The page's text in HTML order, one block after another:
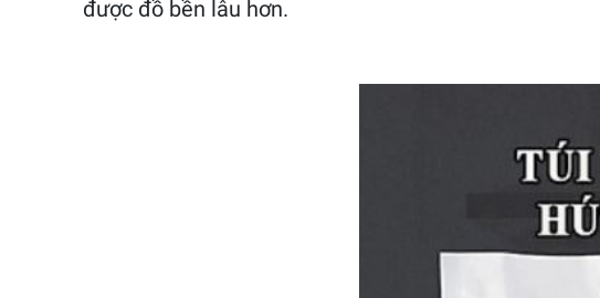
được đồ bền lâu hơn.